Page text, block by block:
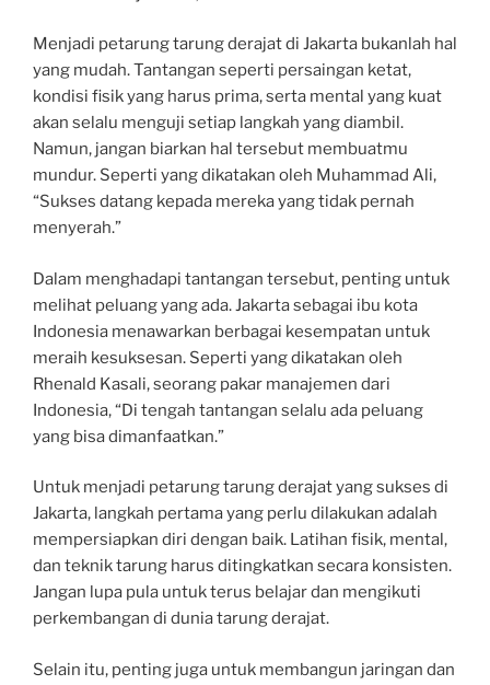
Menjadi petarung tarung derajat di Jakarta bukanlah hal
yang mudah. Tantangan seperti persaingan ketat,
kondisi fisik yang harus prima, serta mental yang kuat
akan selalu menguji setiap langkah yang diambil.
Namun, jangan biarkan hal tersebut membuatmu
mundur. Seperti yang dikatakan oleh Muhammad Ali,
“Sukses datang kepada mereka yang tidak pernah
menyerah.”
Dalam menghadapi tantangan tersebut, penting untuk
melihat peluang yang ada. Jakarta sebagai ibu kota
Indonesia menawarkan berbagai kesempatan untuk
meraih kesuksesan. Seperti yang dikatakan oleh
Rhenald Kasali, seorang pakar manajemen dari
Indonesia, “Di tengah tantangan selalu ada peluang
yang bisa dimanfaatkan.”
Untuk menjadi petarung tarung derajat yang sukses di
Jakarta, langkah pertama yang perlu dilakukan adalah
mempersiapkan diri dengan baik. Latihan fisik, mental,
dan teknik tarung harus ditingkatkan secara konsisten.
Jangan lupa pula untuk terus belajar dan mengikuti
perkembangan di dunia tarung derajat.
Selain itu, penting juga untuk membangun jaringan dan